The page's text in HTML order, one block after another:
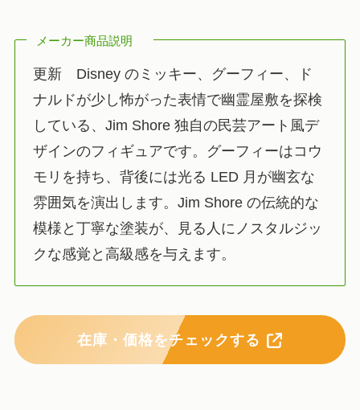
メーカー商品説明
更新 Disney のミッキー、グーフィー、ド
ナルドが少し怖がった表情で幽霊屋敷を探検
している、Jim Shore 独自の民芸アート風デ
ザインのフィギュアです。グーフィーはコウ
モリを持ち、背後には光る LED 月が幽玄な
雰囲気を演出します。Jim Shore の伝統的な
模様と丁寧な塗装が、見る人にノスタルジッ
クな感覚と高級感を与えます。
在庫・価格をチェックする